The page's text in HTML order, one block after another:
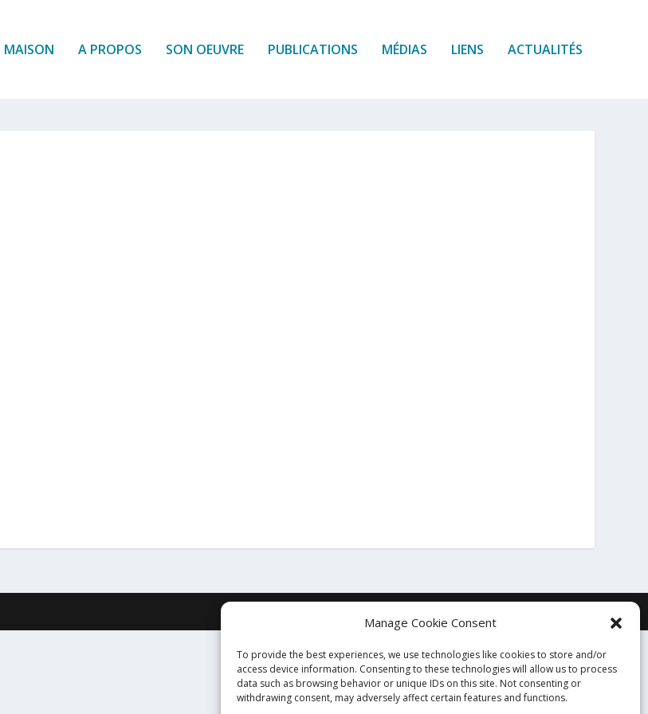
Manage Cookie Consent
To provide the best experiences, we use technologies like cookies to store and/or
access device information. Consenting to these technologies will allow us to process
data such as browsing behavior or unique IDs on this site. Not consenting or
withdrawing consent, may adversely affect certain features and functions.
MAISON A PROPOS SON OEUVRE PUBLICATIONS MÉDIAS LIENS ACTUALITÉS